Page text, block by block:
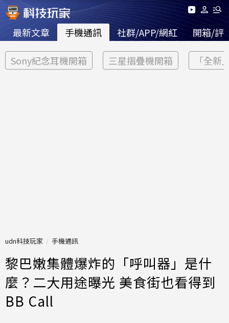
最新文章 手機通訊 社群/APP/網紅 開箱/評
Sony紀念耳機開箱 三星摺疊機開箱 「全新
udn科技玩家 手機通訊
黎巴嫩集體爆炸的「呼叫器」是什
麼？二大用途曝光 美食街也看得到
BB Call